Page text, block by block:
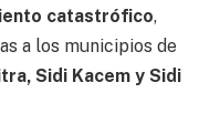
catastrófico,
a los municipios de
Sidi Kacem y Sidi